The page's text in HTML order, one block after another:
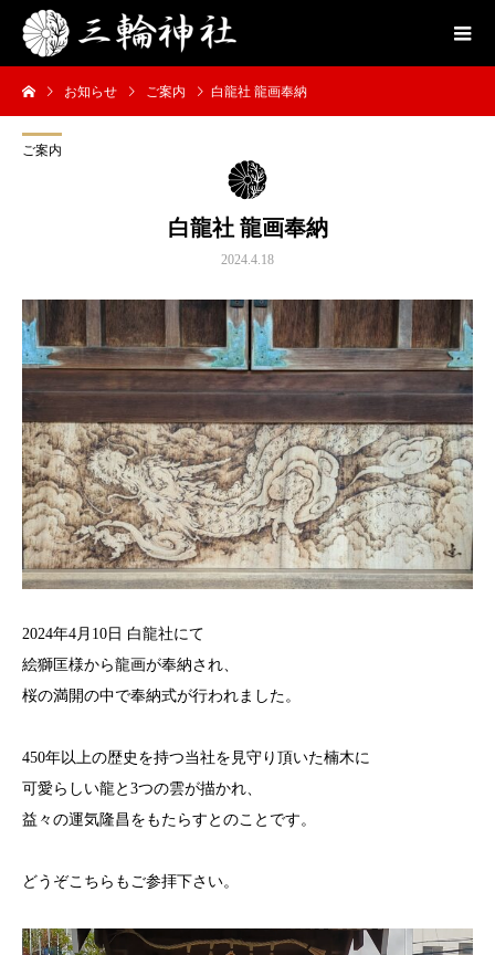
お知らせ ご案内 白龍社 龍画奉納
ご案内
白龍社 龍画奉納
2024.4.18
2024年4月10日 白龍社にて
絵獅匡様から龍画が奉納され、
桜の満開の中で奉納式が行われました。
450年以上の歴史を持つ当社を見守り頂いた楠木に
可愛らしい龍と3つの雲が描かれ、
益々の運気隆昌をもたらすとのことです。
どうぞこちらもご参拝下さい。
動